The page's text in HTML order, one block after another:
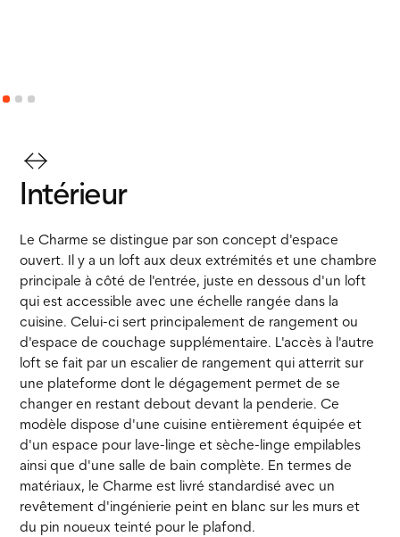
Intérieur
Le Charme se distingue par son concept d'espace
ouvert. Il y a un loft aux deux extrémités et une chambre
principale à côté de l'entrée, juste en dessous d'un loft
qui est accessible avec une échelle rangée dans la
cuisine. Celui-ci sert principalement de rangement ou
d'espace de couchage supplémentaire. L'accès à l'autre
loft se fait par un escalier de rangement qui atterrit sur
une plateforme dont le dégagement permet de se
changer en restant debout devant la penderie. Ce
modèle dispose d'une cuisine entièrement équipée et
d'un espace pour lave-linge et sèche-linge empilables
ainsi que d'une salle de bain complète. En termes de
matériaux, le Charme est livré standardisé avec un
revêtement d'ingénierie peint en blanc sur les murs et
du pin noueux teinté pour le plafond.